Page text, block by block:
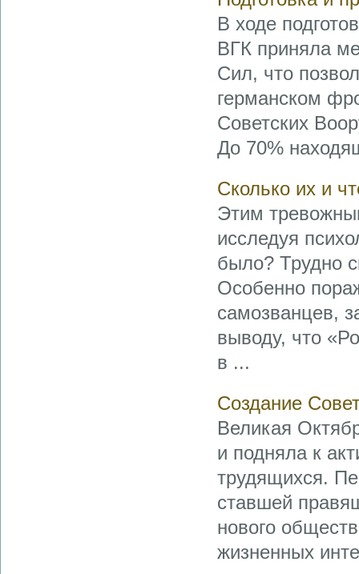
В ходе
ВГК приняла
Сил, что
германском
Советских
До 70%
Сколько их и
Этим
исследуя
было? Трудно
Особенно
самозванцев,
выводу, что
в ...
Создание
Великая
и подняла к
трудящихся.
ставшей
нового
жизненных